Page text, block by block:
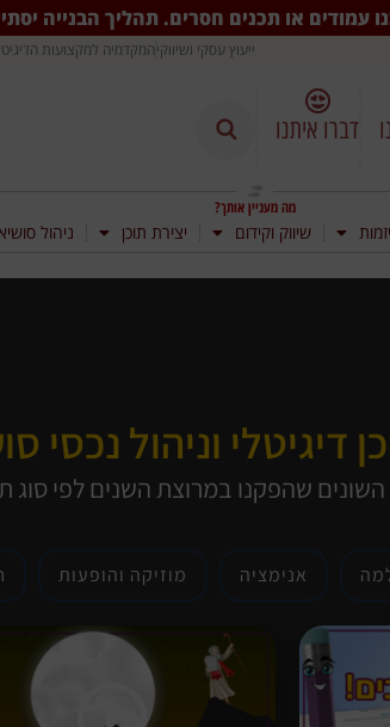
עמודים או תכנים חסרים. תהליך הבנייה
ייעוץ עסקי ושיווקיהמקדמיה למקצועות
דברו איתנו
מה מעניין אותך?
שיווק וקידום יצירת תוכן ניהול
דיגיטלי וניהול נכסי
שהפקנו במרוצת השנים לפי סוג
אנימציה מוזיקה והופעות